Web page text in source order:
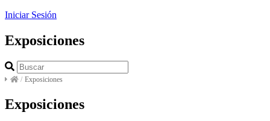
Iniciar Sesión
Exposiciones
/ Exposiciones
Exposiciones